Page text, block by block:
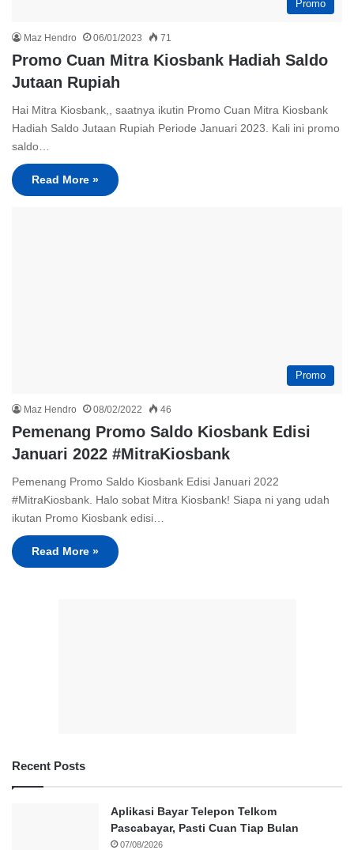
Promo
Maz Hendro 06/01/2023 71
Promo Cuan Mitra Kiosbank Hadiah Saldo
Jutaan Rupiah
Hai Mitra Kiosbank,, saatnya ikutin Promo Cuan Mitra Kiosbank
Hadiah Saldo Jutaan Rupiah Periode Januari 2023. Kali ini promo
saldo…
Read More »
Promo
Maz Hendro 08/02/2022 46
Pemenang Promo Saldo Kiosbank Edisi
Januari 2022 #MitraKiosbank
Pemenang Promo Saldo Kiosbank Edisi Januari 2022
#MitraKiosbank. Halo sobat Mitra Kiosbank! Siapa ni yang udah
ikutan Promo Kiosbank edisi…
Read More »
Recent Posts
Aplikasi Bayar Telepon Telkom
Pascabayar, Pasti Cuan Tiap Bulan
07/08/2026